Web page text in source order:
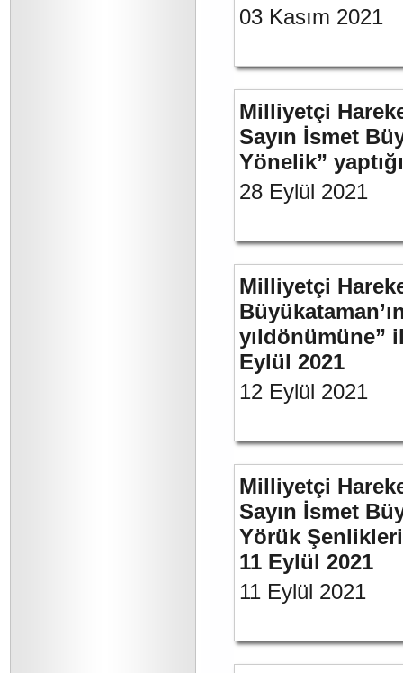
03 Kasım 2021
Milliyetçi
Sayın İsmet
Yönelik”
28 Eylül 2021
Milliyetçi
yıldönümüne”
Eylül 2021
12 Eylül 2021
Milliyetçi
Sayın İsmet
Yörük
11 Eylül 2021
11 Eylül 2021